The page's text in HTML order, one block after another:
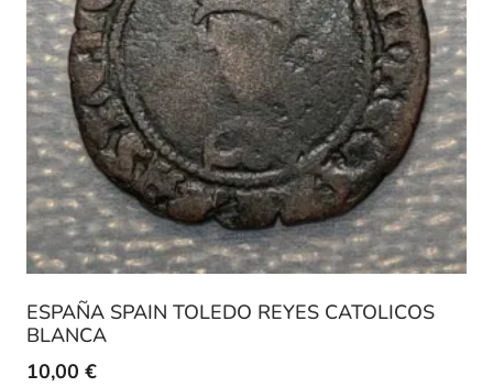
ESPAÑA SPAIN TOLEDO REYES CATOLICOS
BLANCA
10,00 €